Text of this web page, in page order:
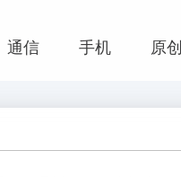
通信 手机 原创